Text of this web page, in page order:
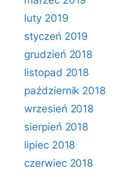
luty 2019
styczeń 2019
grudzień 2018
listopad 2018
październik 2018
wrzesień 2018
sierpień 2018
lipiec 2018
czerwiec 2018